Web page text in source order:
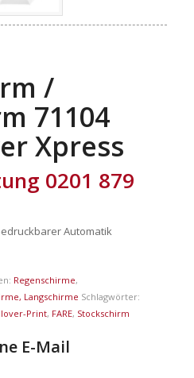
/
71104
Xpress
0201 879
Automatik
Regenschirme,
Langschirme Schlagwörter:
Print, FARE, Stockschirm
E-Mail